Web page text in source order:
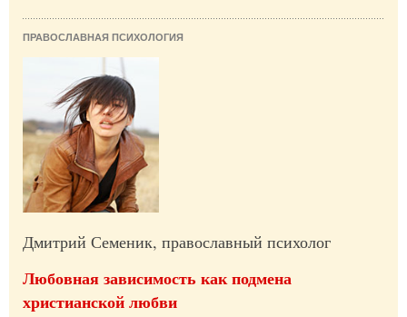
ПРАВОСЛАВНАЯ ПСИХОЛОГИЯ
Дмитрий Семеник, православный психолог
Любовная зависимость как подмена
христианской любви